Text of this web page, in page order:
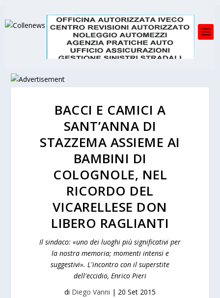
BACCI E CAMICI A
SANT’ANNA DI
STAZZEMA ASSIEME AI
BAMBINI DI
COLOGNOLE, NEL
RICORDO DEL
VICARELLESE DON
LIBERO RAGLIANTI
Il sindaco: «uno dei luoghi più significativi per
la nostra memoria; momenti intensi e
suggestivi». L'incontro con il superstite
dell'eccidio, Enrico Pieri
di Diego Vanni | 20 Set 2015